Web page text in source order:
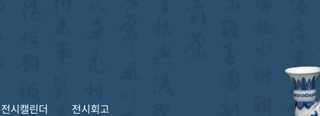
전시캘린더 전시회고